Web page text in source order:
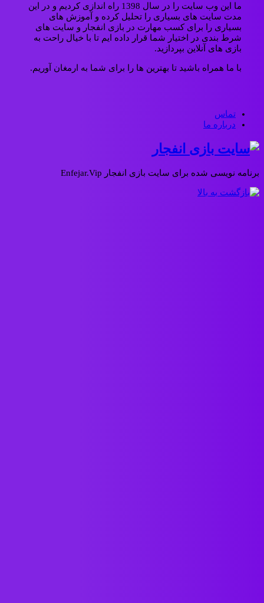
ما این وب سایت را در سال 1398 راه اندازی کردیم و در این
مدت سایت های بسیاری را تحلیل کرده و آموزش های
بسیاری را برای کسب مهارت در بازی انفجار و سایت های
شرط بندی در اختیار شما قرار داده ایم تا با خیال راحت به
بازی های آنلاین بپردازید.
با ما همراه باشید تا بهترین ها را برای شما به ارمغان آوریم.
تماس
درباره ما
برنامه نویسی شده برای سایت بازی انفجار Enfejar.Vip